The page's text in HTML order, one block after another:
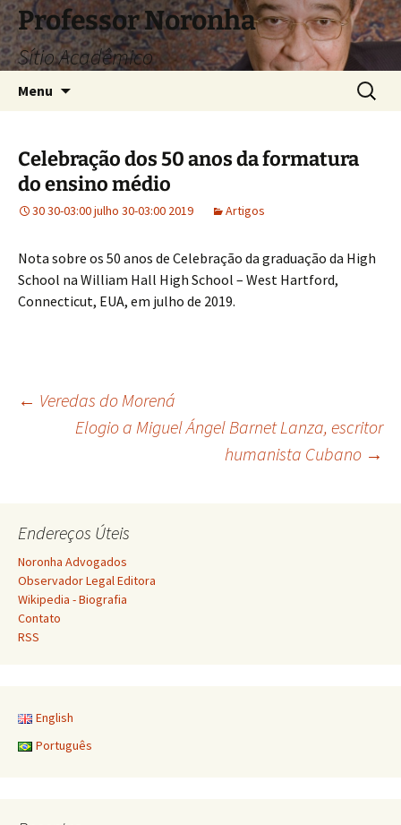
Pular
para
o
conteúdo
Professor Noronha
Sítio Acadêmico
Menu
por:
Celebração dos 50 anos da formatura
do ensino médio
30 30-03:00 julho 30-03:00 2019 Artigos
Nota sobre os 50 anos de Celebração da graduação da High
School na William Hall High School – West Hartford,
Connecticut, EUA, em julho de 2019.
Navegação
posts
← Veredas do Morená
Elogio a Miguel Ángel Barnet Lanza, escritor
humanista Cubano →
Endereços Úteis
Noronha Advogados
Observador Legal Editora
Wikipedia - Biografia
Contato
RSS
English
Português